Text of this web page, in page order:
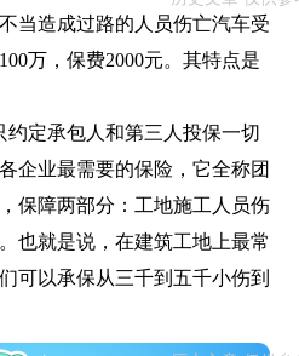
当造成过路的人员伤亡汽车受
万，保费2000元。其特点是
约定承包人和第三人投保一切
企业最需要的保险，它全称团
保障两部分：工地施工人员伤
也就是说，在建筑工地上最常
可以承保从三千到五千小伤到